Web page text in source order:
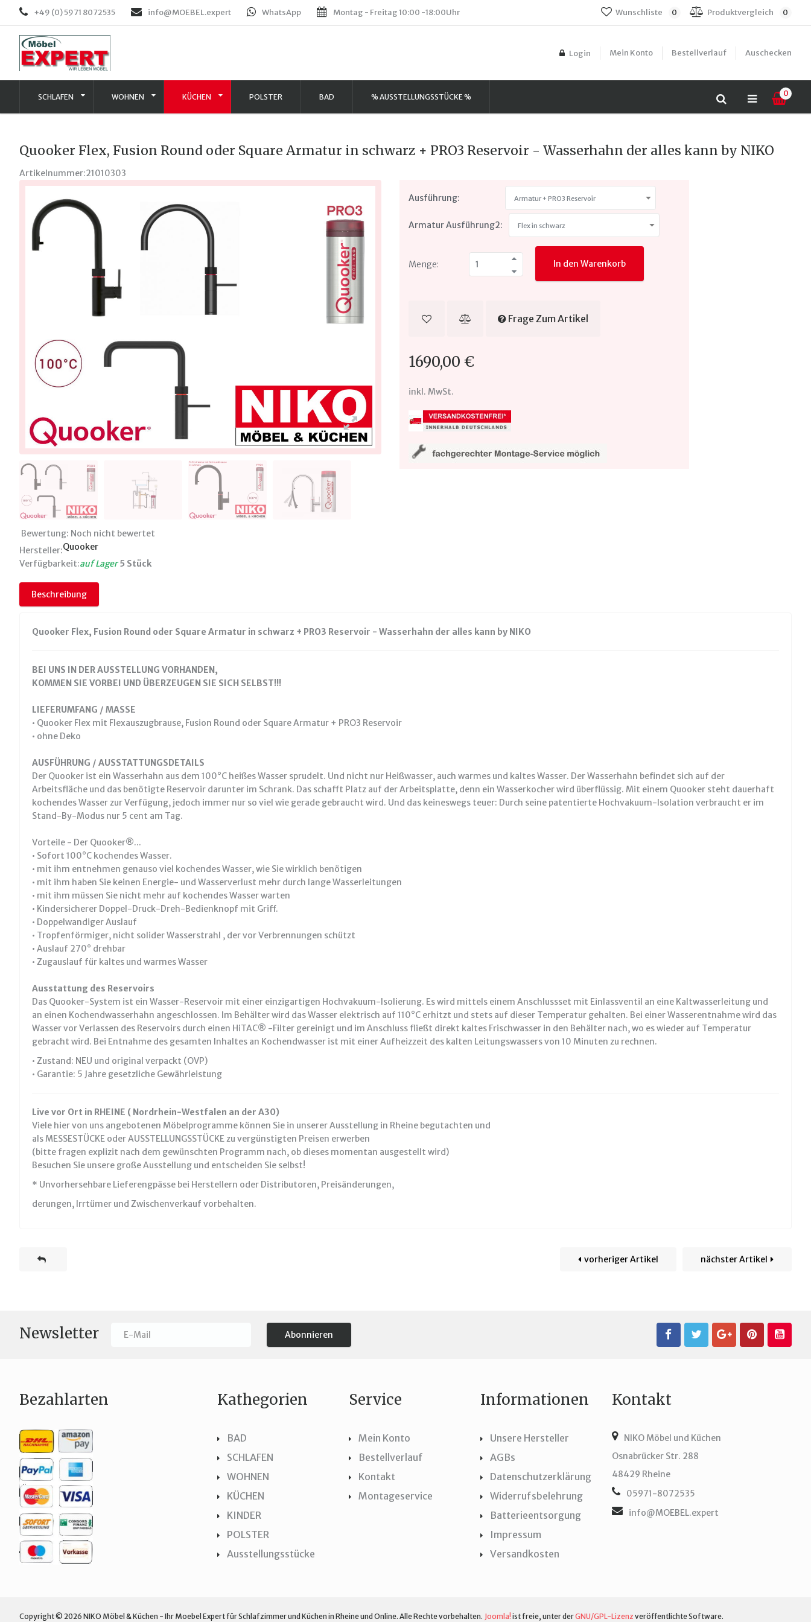
+49 (0) 5971 8072535 info@MOEBEL.expert WhatsApp Montag - Freitag 10:00 -18:00Uhr Produktvergleich 0
Wunschliste 0
Login Mein Konto Bestellverlauf Auschecken
SCHLAFEN WOHNEN KÜCHEN POLSTER BAD % AUSSTELLUNGSSTÜCKE % 0
Quooker Flex, Fusion Round oder Square Armatur in schwarz + PRO3 Reservoir - Wasserhahn der alles kann by NIKO
Artikelnummer:21010303
Bewertung: Noch nicht bewertet
Hersteller:Quooker
Verfügbarkeit:auf Lager 5 Stück
Ausführung: Armatur + PRO3 Reservoir
Armatur Ausführung2: Flex in schwarz
Menge: In den Warenkorb
Frage Zum Artikel
1690,00 €
inkl. MwSt.
Beschreibung
Quooker Flex, Fusion Round oder Square Armatur in schwarz + PRO3 Reservoir - Wasserhahn der alles kann by NIKO
BEI UNS IN DER AUSSTELLUNG VORHANDEN,
KOMMEN SIE VORBEI UND ÜBERZEUGEN SIE SICH SELBST!!!
LIEFERUMFANG / MASSE
• Quooker Flex mit Flexauszugbrause, Fusion Round oder Square Armatur + PRO3 Reservoir
• ohne Deko
AUSFÜHRUNG / AUSSTATTUNGSDETAILS
Der Quooker ist ein Wasserhahn aus dem 100°C heißes Wasser sprudelt. Und nicht nur Heißwasser, auch warmes und kaltes Wasser. Der Wasserhahn befindet sich auf der
Arbeitsfläche und das benötigte Reservoir darunter im Schrank. Das schafft Platz auf der Arbeitsplatte, denn ein Wasserkocher wird überflüssig. Mit einem Quooker steht dauerhaft
kochendes Wasser zur Verfügung, jedoch immer nur so viel wie gerade gebraucht wird. Und das keineswegs teuer: Durch seine patentierte Hochvakuum-Isolation verbraucht er im
Stand-By-Modus nur 5 cent am Tag.
Vorteile - Der Quooker®...
• Sofort 100°C kochendes Wasser.
• mit ihm entnehmen genauso viel kochendes Wasser, wie Sie wirklich benötigen
• mit ihm haben Sie keinen Energie- und Wasserverlust mehr durch lange Wasserleitungen
• mit ihm müssen Sie nicht mehr auf kochendes Wasser warten
• Kindersicherer Doppel-Druck-Dreh-Bedienknopf mit Griff.
• Doppelwandiger Auslauf
• Tropfenförmiger, nicht solider Wasserstrahl , der vor Verbrennungen schützt
• Auslauf 270° drehbar
• Zugauslauf für kaltes und warmes Wasser
Ausstattung des Reservoirs
Das Quooker-System ist ein Wasser-Reservoir mit einer einzigartigen Hochvakuum-Isolierung. Es wird mittels einem Anschlussset mit Einlassventil an eine Kaltwasserleitung und
an einen Kochendwasserhahn angeschlossen. Im Behälter wird das Wasser elektrisch auf 110°C erhitzt und stets auf dieser Temperatur gehalten. Bei einer Wasserentnahme wird das
Wasser vor Verlassen des Reservoirs durch einen HiTAC® -Filter gereinigt und im Anschluss fließt direkt kaltes Frischwasser in den Behälter nach, wo es wieder auf Temperatur
gebracht wird. Bei Entnahme des gesamten Inhaltes an Kochendwasser ist mit einer Aufheizzeit des kalten Leitungswassers von 10 Minuten zu rechnen.
• Zustand: NEU und original verpackt (OVP)
• Garantie: 5 Jahre gesetzliche Gewährleistung
Live vor Ort in RHEINE ( Nordrhein-Westfalen an der A30)
Viele hier von uns angebotenen Möbelprogramme können Sie in unserer Ausstellung in Rheine begutachten und
als MESSESTÜCKE oder AUSSTELLUNGSSTÜCKE zu vergünstigten Preisen erwerben
(bitte fragen explizit nach dem gewünschten Programm nach, ob dieses momentan ausgestellt wird)
Besuchen Sie unsere große Ausstellung und entscheiden Sie selbst!
* Unvorhersehbare Lieferengpässe bei Herstellern oder Distributoren, Preisänderungen,
derungen, Irrtümer und Zwischenverkauf vorbehalten.
nächster Artikel
vorheriger Artikel
Newsletter
Bezahlarten Kathegorien
BAD
SCHLAFEN
WOHNEN
KÜCHEN
KINDER
POLSTER
Ausstellungsstücke
Service
Mein Konto
Bestellverlauf
Kontakt
Montageservice
Informationen
Unsere Hersteller
AGBs
Datenschutzerklärung
Widerrufsbelehrung
Batterieentsorgung
Impressum
Versandkosten
Kontakt
NIKO Möbel und Küchen
Osnabrücker Str. 288
48429 Rheine
05971-8072535
info@MOEBEL.expert
Copyright © 2026 NIKO Möbel & Küchen - Ihr Moebel Expert für Schlafzimmer und Küchen in Rheine und Online. Alle Rechte vorbehalten. Joomla! ist freie, unter derGNU/GPL-Lizenz veröffentlichte Software.